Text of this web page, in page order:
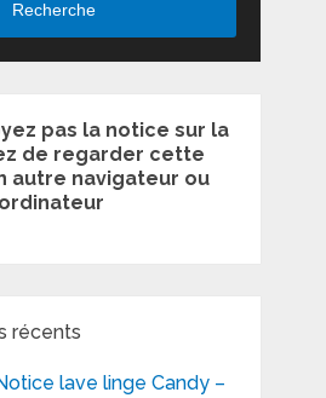
Recherche
pas la notice sur la
de regarder cette
autre navigateur ou
récents
lave linge Candy –